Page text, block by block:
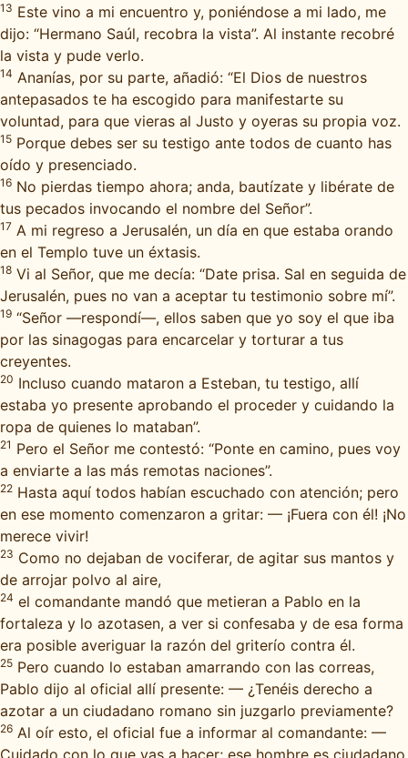
13 Este vino a mi encuentro y, poniéndose a mi lado, me
dijo: “Hermano Saúl, recobra la vista”. Al instante recobré
la vista y pude verlo.
14 Ananías, por su parte, añadió: “El Dios de nuestros
antepasados te ha escogido para manifestarte su
voluntad, para que vieras al Justo y oyeras su propia voz.
15 Porque debes ser su testigo ante todos de cuanto has
oído y presenciado.
16 No pierdas tiempo ahora; anda, bautízate y libérate de
tus pecados invocando el nombre del Señor”.
17 A mi regreso a Jerusalén, un día en que estaba orando
en el Templo tuve un éxtasis.
18 Vi al Señor, que me decía: “Date prisa. Sal en seguida de
Jerusalén, pues no van a aceptar tu testimonio sobre mí”.
19 “Señor —respondí—, ellos saben que yo soy el que iba
por las sinagogas para encarcelar y torturar a tus
creyentes.
20 Incluso cuando mataron a Esteban, tu testigo, allí
estaba yo presente aprobando el proceder y cuidando la
ropa de quienes lo mataban”.
21 Pero el Señor me contestó: “Ponte en camino, pues voy
a enviarte a las más remotas naciones”.
22 Hasta aquí todos habían escuchado con atención; pero
en ese momento comenzaron a gritar: — ¡Fuera con él! ¡No
merece vivir!
23 Como no dejaban de vociferar, de agitar sus mantos y
de arrojar polvo al aire,
24 el comandante mandó que metieran a Pablo en la
fortaleza y lo azotasen, a ver si confesaba y de esa forma
era posible averiguar la razón del griterío contra él.
25 Pero cuando lo estaban amarrando con las correas,
Pablo dijo al oficial allí presente: — ¿Tenéis derecho a
azotar a un ciudadano romano sin juzgarlo previamente?
26 Al oír esto, el oficial fue a informar al comandante: —
Cuidado con lo que vas a hacer; ese hombre es ciudadano